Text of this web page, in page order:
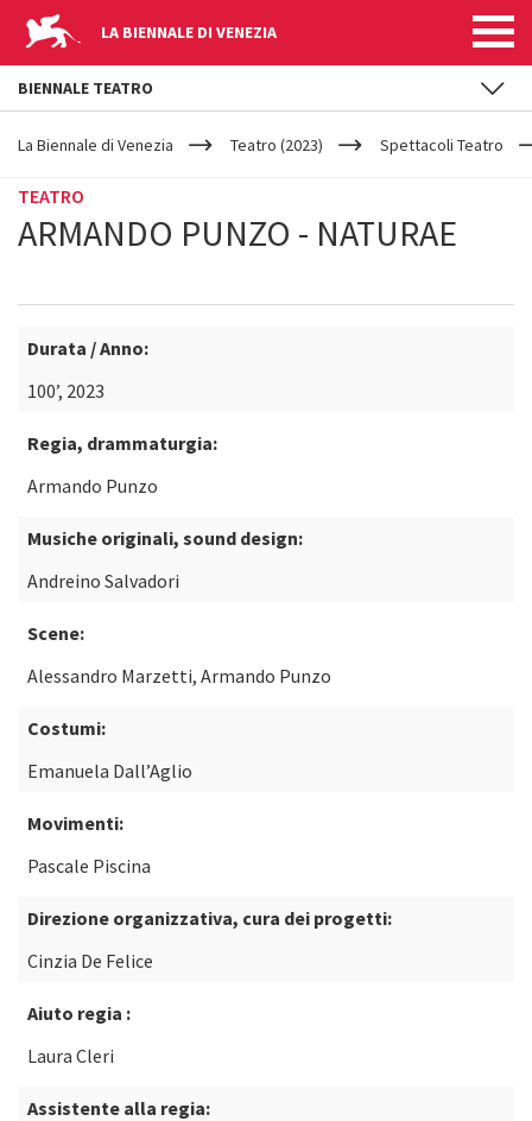
LA BIENNALE DI VENEZIA
YOUR
ARE
La Biennale di Venezia Teatro (2023) Spettacoli Teatro
TEATRO
ARMANDO PUNZO - NATURAE
Durata / Anno:
100’, 2023
Regia, drammaturgia:
Armando Punzo
Musiche originali, sound design:
Andreino Salvadori
Scene:
Alessandro Marzetti, Armando Punzo
Costumi:
Emanuela Dall’Aglio
Movimenti:
Pascale Piscina
Direzione organizzativa, cura dei progetti:
Cinzia De Felice
Aiuto regia :
Laura Cleri
Assistente alla regia:
BIENNALE TEATRO